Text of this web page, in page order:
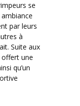
se
par leurs
à
Suite aux
une
qu’un